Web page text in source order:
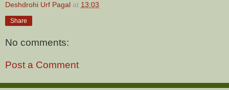
Deshdrohi Urf Pagal at 13:03
Share
No comments:
Post a Comment